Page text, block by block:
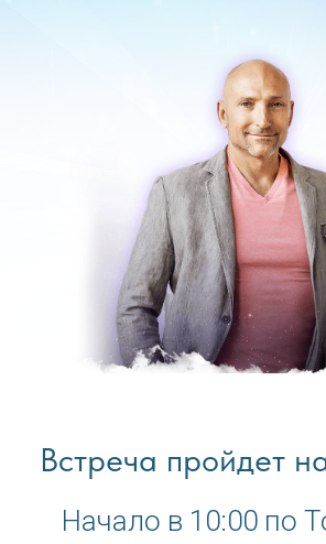
Встреча пройдет
Начало в 10:00 по